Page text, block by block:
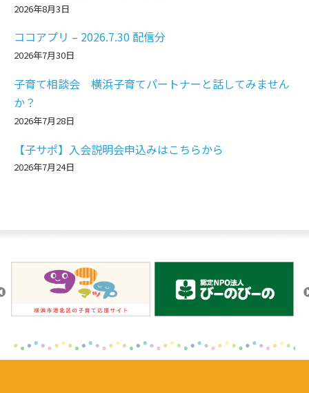
2026年8月3日
ココアプリ – 2026.7.30 配信分
2026年7月30日
子育て相談会 横浜子育てパートナーと話してみません
か？
2026年7月28日
【子サポ】入会説明会申込みはこちらから
2026年7月24日